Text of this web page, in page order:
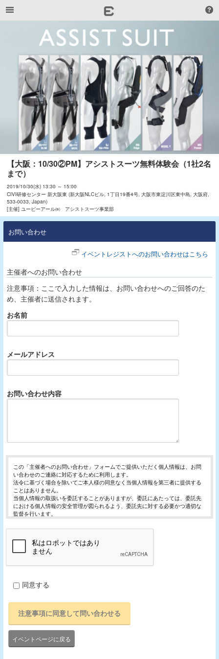
【大阪：10/30②PM】アシストスーツ無料体験会（1社2名
まで）
2019/10/30(水) 13:30 ～ 15:00
CIVI研修センター 新大阪東 (新大阪NLCビル, 1丁目19番4号, 大阪市東淀川区東中島, 大阪府,
533-0033, Japan)
[主催] ユーピーアール㈱ アシストスーツ事業部
お問い合わせ
イベントレジストへのお問い合わせはこちら
主催者へのお問い合わせ
注意事項：ここで入力した情報は、お問い合わせへのご回答のた
め、主催者に送信されます。
お名前
メールアドレス
お問い合わせ内容
この「主催者へのお問い合わせ」フォームでご提供いただく個人情報は、お問
い合わせのご連絡に対応するために利用します。
法令に基づく場合を除いてご本人様の同意なく当個人情報を第三者に提供する
ことはありません。
当個人情報の取扱いを委託することがありますが、委託にあたっては、委託先
における個人情報の安全管理が図られるよう、委託先に対する必要かつ適切な
監督を行います。
止・消去および第三者への提供の停止（「開示等」といいます。）を受け付け
開示等の求めは、以下の「個人情報苦情及び相談窓口」で受け付けます。
ご入力頂く情報の提供は任意となっております。ただし、正確な情報をご提供
当ホームページではご利用状況の統計調査のためクッキー等を用いております
個人情報保護管理者
イベントレジスト株式会社 苦情相談窓口
E-Mail ： contact@eventregist.com
受付時間 ： 10:00～18:00
同意する
イベントページに戻る